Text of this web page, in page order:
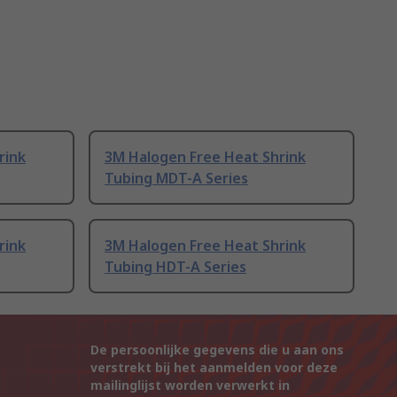
3M Halogen Free Heat Shrink
Tubing MDT-A Series
3M Halogen Free Heat Shrink
Tubing HDT-A Series
De persoonlijke gegevens die u aan ons
verstrekt bij het aanmelden voor deze
mailinglijst worden verwerkt in